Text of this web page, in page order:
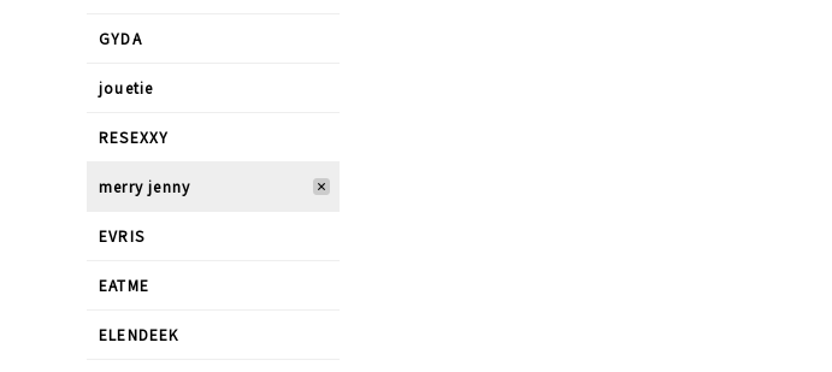
GYDA
jouetie
RESEXXY
merry jenny
EVRIS
EATME
ELENDEEK